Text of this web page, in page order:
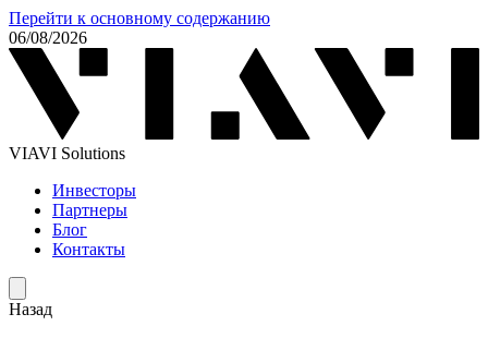
Перейти к основному содержанию
06/08/2026
VIAVI Solutions
Инвесторы
Партнеры
Блог
Контакты
Назад